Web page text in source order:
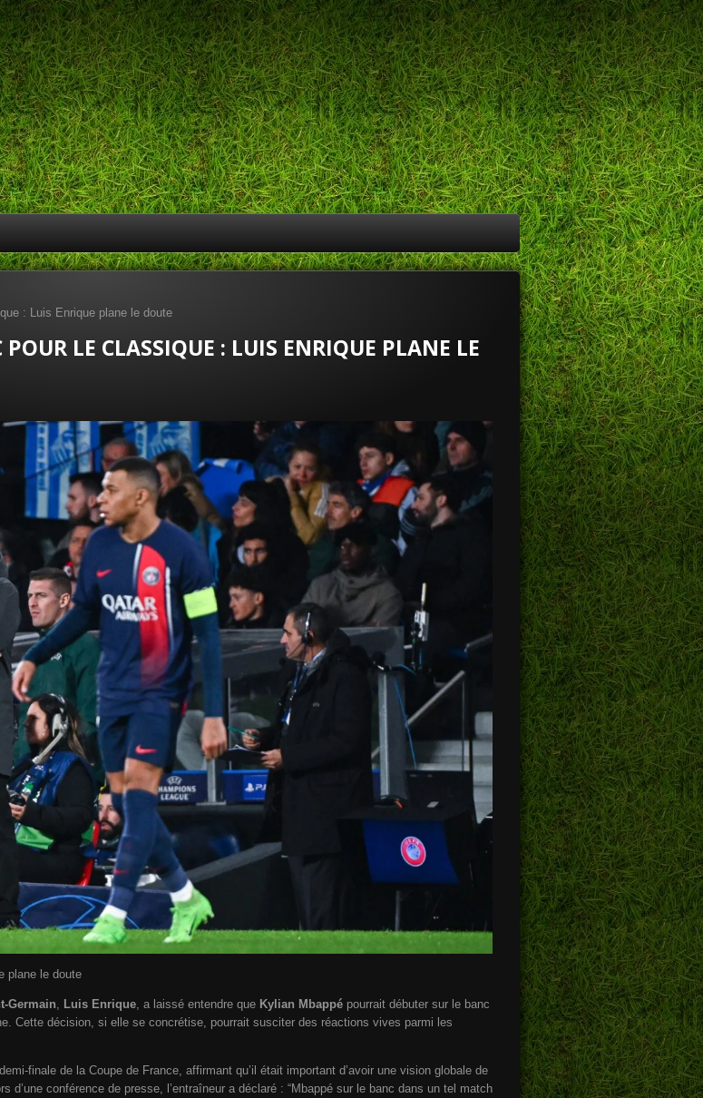
: Luis Enrique plane le doute
LE CLASSIQUE : LUIS ENRIQUE PLANE LE
plane le doute
Germain Luis Enrique , a laissé entendre que Kylian Mbappé pourrait débuter sur le banc
Cette décision, si elle se concrétise, pourrait susciter des réactions vives parmi les
finale de la Coupe de France, affirmant qu’il était important d’avoir une vision globale de
d’une conférence de presse, l’entraîneur a déclaré : “Mbappé sur le banc dans un tel match